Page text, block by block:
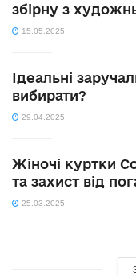
збірну з
15.05.2025
Ідеальні
вибирати?
29.04.2025
Жіночі куртки
та захист від
25.03.2025